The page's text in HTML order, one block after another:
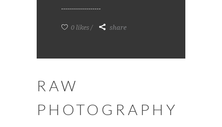
0 likes share
RAW
PHOTOGRAPHY